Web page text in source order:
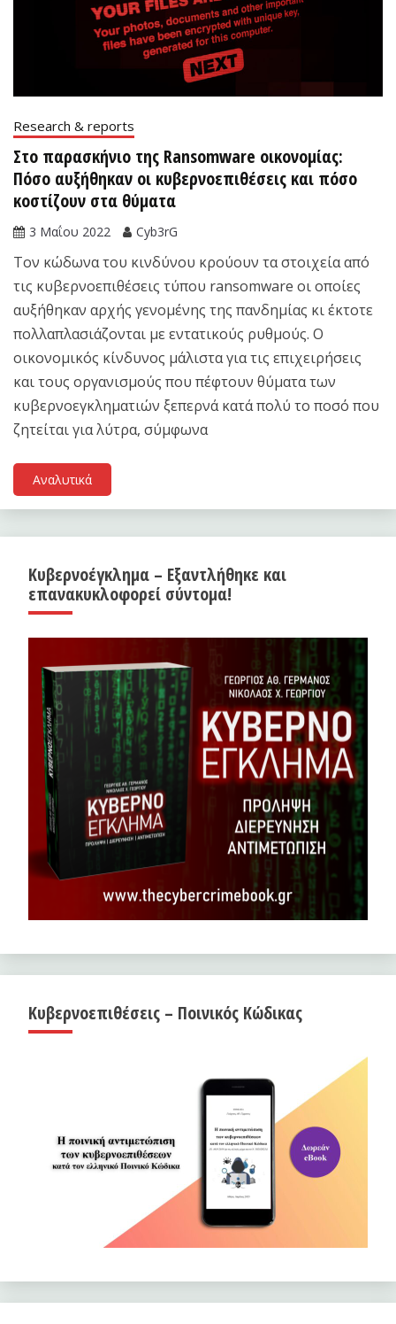
Research & reports
Στο παρασκήνιο της Ransomware οικονομίας:
Πόσο αυξήθηκαν οι κυβερνοεπιθέσεις και πόσο
κοστίζουν στα θύματα
3 Μαΐου 2022 Cyb3rG
Τον κώδωνα του κινδύνου κρούουν τα στοιχεία από
τις κυβερνοεπιθέσεις τύπου ransomware οι οποίες
αυξήθηκαν αρχής γενομένης της πανδημίας κι έκτοτε
πολλαπλασιάζονται με εντατικούς ρυθμούς. Ο
οικονομικός κίνδυνος μάλιστα για τις επιχειρήσεις
και τους οργανισμούς που πέφτουν θύματα των
κυβερνοεγκληματιών ξεπερνά κατά πολύ το ποσό που
ζητείται για λύτρα, σύμφωνα
Αναλυτικά
Κυβερνοέγκλημα – Εξαντλήθηκε και
επανακυκλοφορεί σύντομα!
Κυβερνοεπιθέσεις – Ποινικός Κώδικας